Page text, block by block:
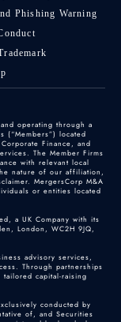
Phishing Warning
operating through a
(“Members”) located
Finance, and
The Member Firms
with relevant local
nature of our affiliation,
MergersCorp M&A
or entities located
a UK Company with its
London, WC2H 9JQ,
advisory services,
Through partnerships
capital-raising
conducted by
of, and Securities